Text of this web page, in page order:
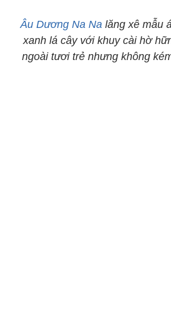
Âu Dương Na Na lăng xê mẫu
xanh lá cây với khuy cài hờ
ngoài tươi trẻ nhưng không